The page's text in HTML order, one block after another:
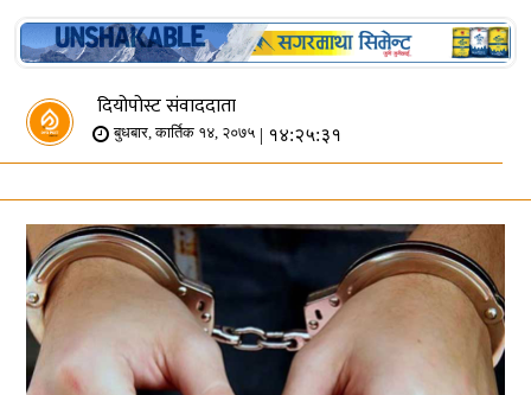
दियोपोस्ट संवाददाता
बुधबार, कार्तिक १४, २०७५ | १४:२५:३१